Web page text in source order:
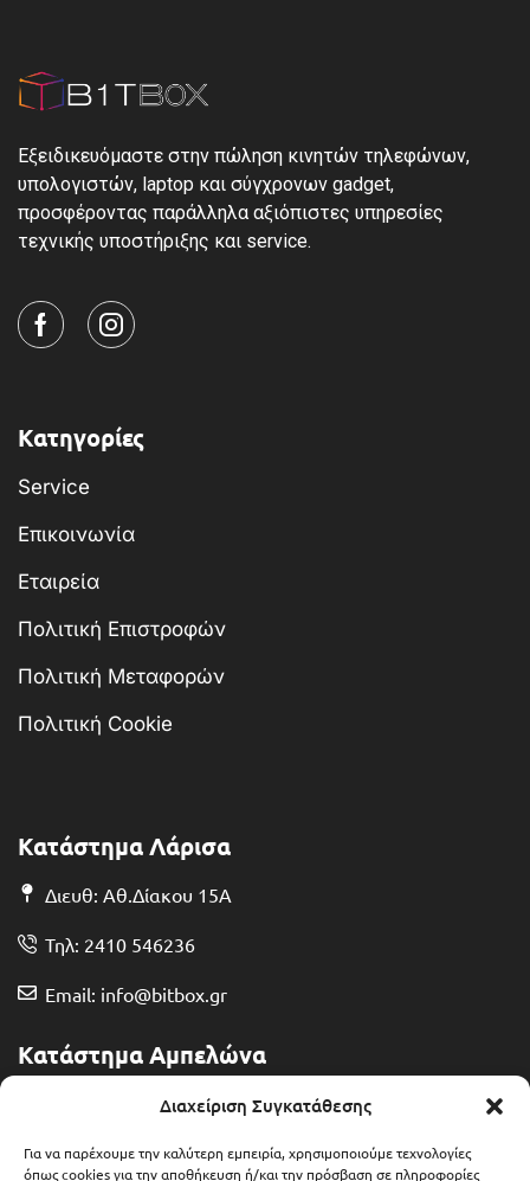
Διαχείριση Συγκατάθεσης
Για να παρέχουμε την καλύτερη εμπειρία, χρησιμοποιούμε τεχνολογίες
όπως cookies για την αποθήκευση ή/και την πρόσβαση σε πληροφορίες
Εξειδικευόμαστε στην πώληση κινητών τηλεφώνων,
υπολογιστών, laptop και σύγχρονων gadget,
προσφέροντας παράλληλα αξιόπιστες υπηρεσίες
τεχνικής υποστήριξης και service.
Κατηγορίες
Service
Επικοινωνία
Εταιρεία
Πολιτική Επιστροφών
Πολιτική Μεταφορών
Πολιτική Cookie
Κατάστημα Λάρισα
Διευθ: Αθ.Δίακου 15Α
Τηλ: 2410 546236
Email: info@bitbox.gr
Κατάστημα Αμπελώνα
Διευθ: Θερμοπυλών 13
Τηλ: 2492 401071